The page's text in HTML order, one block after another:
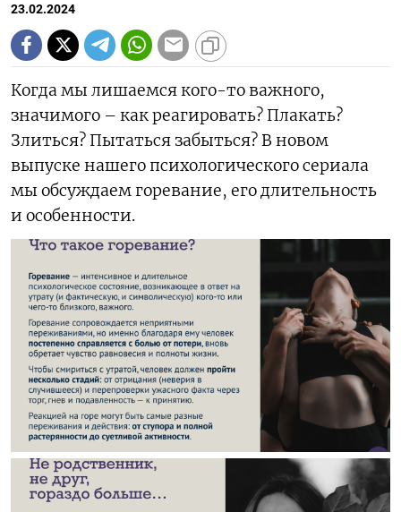
23.02.2024
Когда мы лишаемся кого-то важного,
значимого – как реагировать? Плакать?
Злиться? Пытаться забыться? В новом
выпуске нашего психологического сериала
мы обсуждаем горевание, его длительность
и особенности.